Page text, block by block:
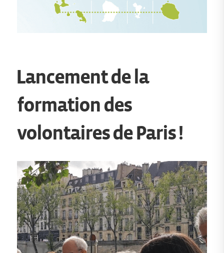
Lancement de la
formation des
volontaires de Paris !